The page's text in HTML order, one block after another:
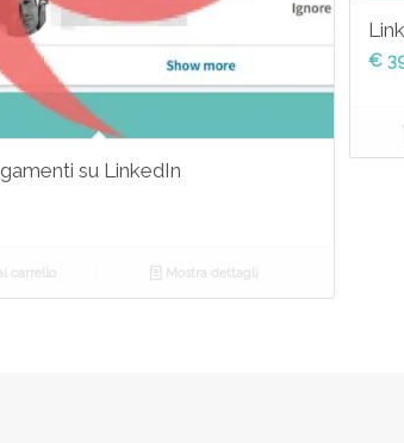
su LinkedIn
carrello Mostra dettagli
€